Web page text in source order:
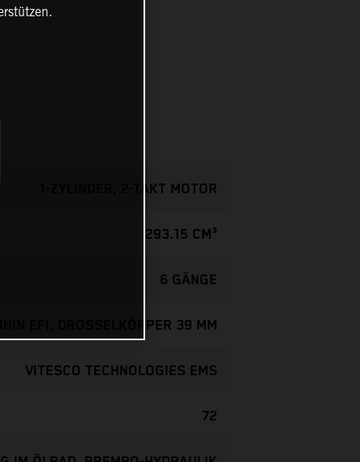
1-ZYLINDER, 2-TAKT MOTOR
293.15 CM³
6 GÄNGE
EFI, DROSSELKÖRPER 39 MM
VITESCO TECHNOLOGIES EMS
72